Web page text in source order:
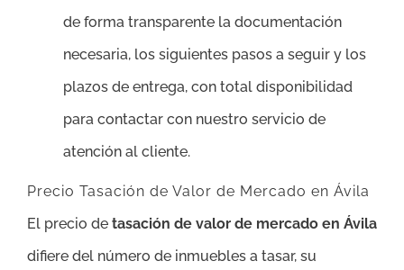
de forma transparente la documentación
necesaria, los siguientes pasos a seguir y los
plazos de entrega, con total disponibilidad
para contactar con nuestro servicio de
atención al cliente.
Precio Tasación de Valor de Mercado en Ávila
El precio de tasación de valor de mercado en Ávila
difiere del número de inmuebles a tasar, su